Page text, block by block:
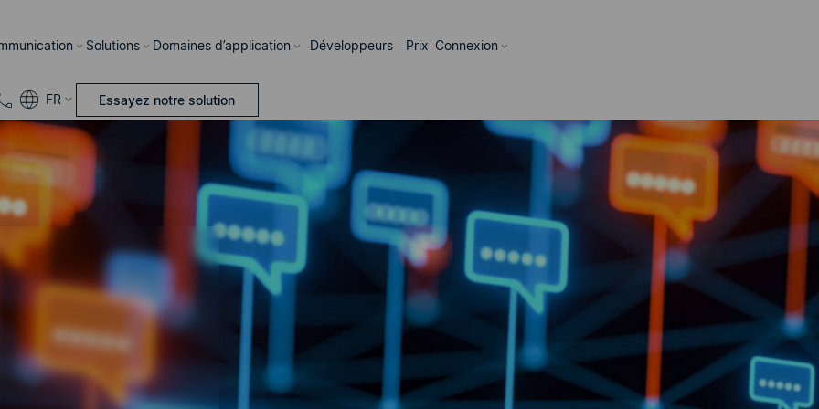
Solutions Domaines d’application Développeurs Prix Connexion
FR Essayez notre solution